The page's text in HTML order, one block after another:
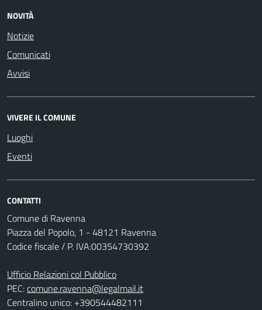
NOVITÀ
Notizie
Comunicati
Avvisi
VIVERE IL COMUNE
Luoghi
Eventi
CONTATTI
Comune di Ravenna
Piazza del Popolo, 1 - 48121 Ravenna
Codice fiscale / P. IVA:00354730392
Ufficio Relazioni col Pubblico
PEC:comune.ravenna@legalmail.it
Centralino unico: +390544482111